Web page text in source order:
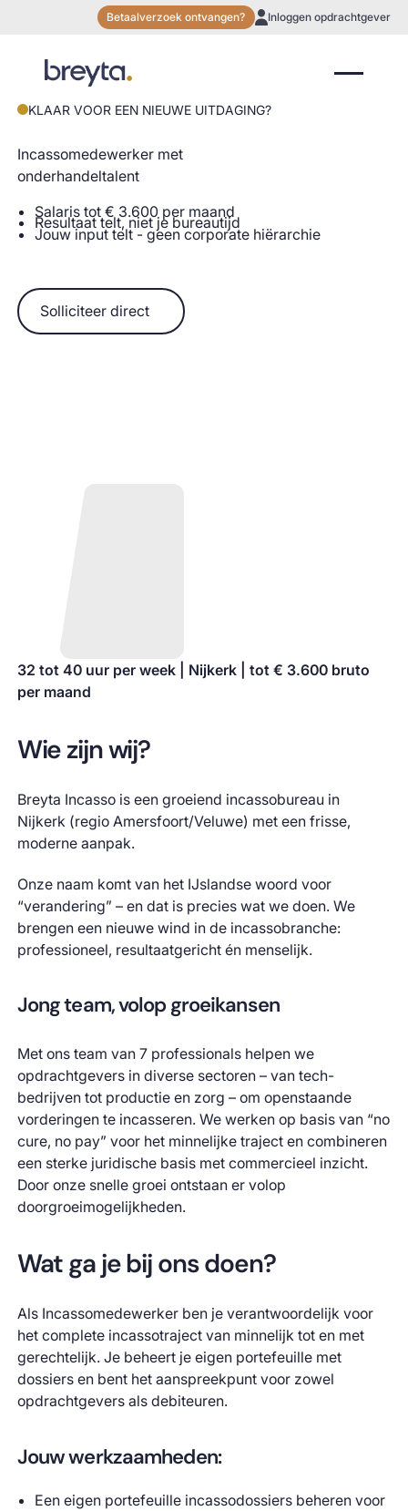
Betaalverzoek ontvangen? Inloggen opdrachtgever
KLAAR VOOR EEN NIEUWE UITDAGING?
Incassomedewerker met
onderhandeltalent
Salaris tot € 3.600 per maand
Resultaat telt, niet je bureautijd
Jouw input telt - geen corporate hiërarchie
Solliciteer direct
Solliciteer direct
32 tot 40 uur per week | Nijkerk | tot € 3.600 bruto
per maand
Wie zijn wij?
Breyta Incasso is een groeiend incassobureau in
Nijkerk (regio Amersfoort/Veluwe) met een frisse,
moderne aanpak.
Onze naam komt van het IJslandse woord voor
“verandering” – en dat is precies wat we doen. We
brengen een nieuwe wind in de incassobranche:
professioneel, resultaatgericht én menselijk.
Jong team, volop groeikansen
Met ons team van 7 professionals helpen we
opdrachtgevers in diverse sectoren – van tech-
bedrijven tot productie en zorg – om openstaande
vorderingen te incasseren. We werken op basis van “no
cure, no pay” voor het minnelijke traject en combineren
een sterke juridische basis met commercieel inzicht.
Door onze snelle groei ontstaan er volop
doorgroeimogelijkheden.​
Wat ga je bij ons doen?
Als Incassomedewerker ben je verantwoordelijk voor
het complete incassotraject van minnelijk tot en met
gerechtelijk. Je beheert je eigen portefeuille met
dossiers en bent het aanspreekpunt voor zowel
opdrachtgevers als debiteuren.
Jouw werkzaamheden:
Een eigen portefeuille incassodossiers beheren voor